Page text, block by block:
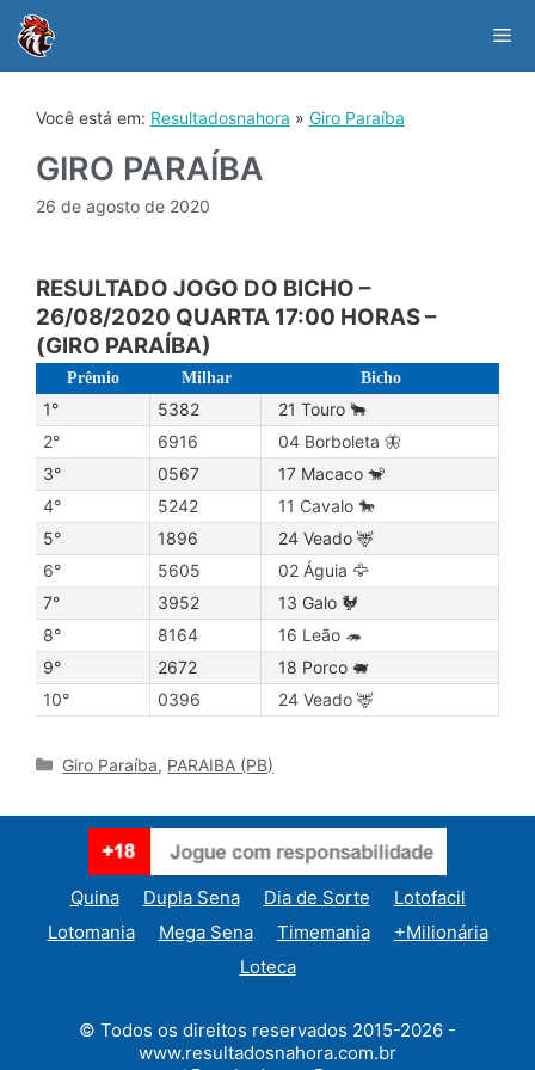
content
Você está em: Resultadosnahora » Giro Paraíba
GIRO PARAÍBA
26 de agosto de 2020
RESULTADO JOGO DO BICHO –
26/08/2020 QUARTA 17:00 HORAS –
(GIRO PARAÍBA)
Prêmio Milhar Bicho
1° 5382
21 Touro 🐂
2°
6916
04 Borboleta 🦋
3°
0567
17 Macaco 🐒
4°
5242
11 Cavalo 🐎
5°
1896
24 Veado 🦌
6°
5605
02 Águia 🦅
7°
3952
13 Galo 🐓
8°
8164
16 Leão 🦔
9°
2672
18 Porco 🐖
10°
0396 24 Veado 🦌
Categories
Giro Paraíba, PARAIBA (PB)
Quina Dupla Sena Dia de Sorte
Lotofacil
Lotomania
Mega Sena Timemania
+Milionária
Loteca
© Todos os direitos reservados 2015-2026 -
www.resultadosnahora.com.br